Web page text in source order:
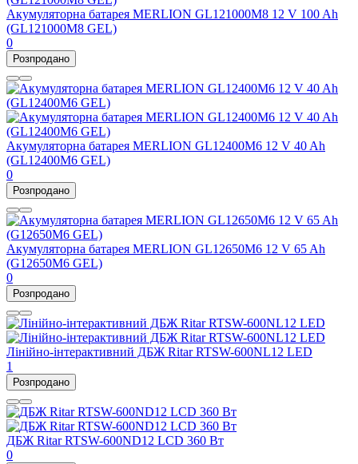
Акумуляторна батарея MERLION GL121000M8 12 V 100 Ah
(GL121000M8 GEL)
0
Розпродано
Акумуляторна батарея MERLION GL12400M6 12 V 40 Ah
(GL12400M6 GEL)
0
Розпродано
Акумуляторна батарея MERLION GL12650M6 12 V 65 Ah
(G12650M6 GEL)
0
Розпродано
Лінійно-інтерактивний ДБЖ Ritar RTSW-600NL12 LED
1
Розпродано
ДБЖ Ritar RTSW-600ND12 LCD 360 Вт
0